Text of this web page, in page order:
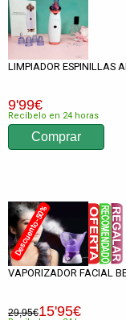
LIMPIADOR ESPINILLAS
9'99€
Recíbelo en 24 horas
Descuento -50%
VAPORIZADOR FACIAL
29,95€15'95€